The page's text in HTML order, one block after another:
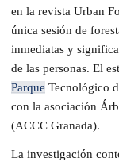
en la revista Urban
única sesión de
inmediatas y
de las personas. El
Parque Tecnológico
con la asociación
(ACCC Granada).
La investigación